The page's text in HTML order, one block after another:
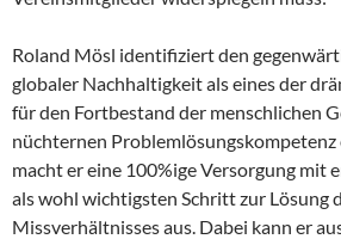
Roland Mösl identifiziert den
globaler Nachhaltigkeit als eines der
für den Fortbestand der menschlichen
nüchternen Problemlösungskompetenz
macht er eine 100%ige Versorgung mit
als wohl wichtigsten Schritt zur Lösung
Missverhältnisses aus. Dabei kann er